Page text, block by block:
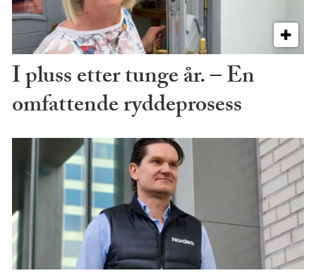
I pluss etter tunge år. – En
omfattende ryddeprosess